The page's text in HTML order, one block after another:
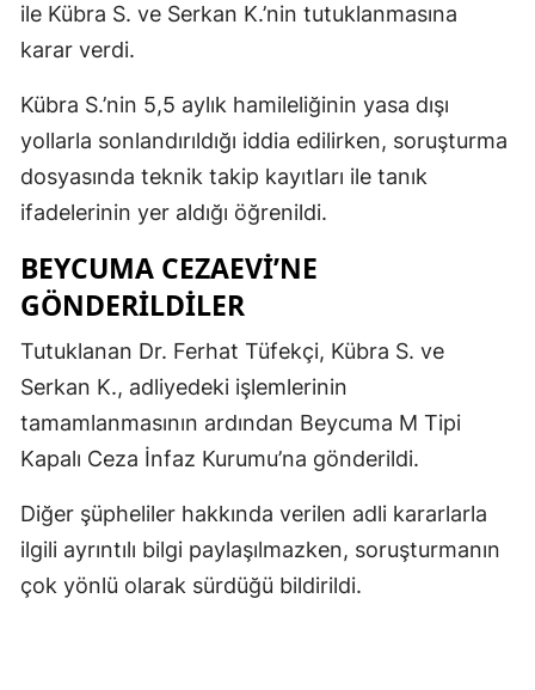
ile Kübra S. ve Serkan K.’nin tutuklanmasına
karar verdi.
Kübra S.’nin 5,5 aylık hamileliğinin yasa dışı
yollarla sonlandırıldığı iddia edilirken, soruşturma
dosyasında teknik takip kayıtları ile tanık
ifadelerinin yer aldığı öğrenildi.
BEYCUMA CEZAEVİ’NE
GÖNDERİLDİLER
Tutuklanan Dr. Ferhat Tüfekçi, Kübra S. ve
Serkan K., adliyedeki işlemlerinin
tamamlanmasının ardından Beycuma M Tipi
Kapalı Ceza İnfaz Kurumu’na gönderildi.
Diğer şüpheliler hakkında verilen adli kararlarla
ilgili ayrıntılı bilgi paylaşılmazken, soruşturmanın
çok yönlü olarak sürdüğü bildirildi.